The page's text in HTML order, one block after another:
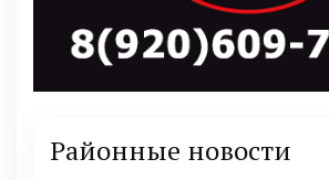
Районные новости